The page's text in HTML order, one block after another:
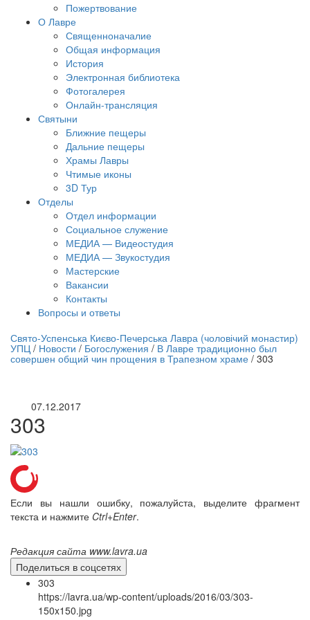
Пожертвование
О Лавре
Священноначалие
Общая информация
История
Электронная библиотека
Фотогалерея
Онлайн-трансляция
Святыни
Ближние пещеры
Дальние пещеры
Храмы Лавры
Чтимые иконы
3D Тур
Отделы
Отдел информации
Социальное служение
МЕДИА — Видеостудия
МЕДИА — Звукостудия
Мастерские
Вакансии
Контакты
Вопросы и ответы
трансляция | 12 сентября
трансляции
Свято-Успенська Києво-Печерська Лавра (чоловічий монастир)
УПЦ / Новости / Богослужения / В Лавре традиционно был
совершен общий чин прощения в Трапезном храме / 303
07.12.2017
303
Если вы нашли ошибку, пожалуйста, выделите фрагмент
текста и нажмите Ctrl+Enter.
Редакция сайта www.lavra.ua
Поделиться в соцсетях
303
https://lavra.ua/wp-content/uploads/2016/03/303-
150x150.jpg